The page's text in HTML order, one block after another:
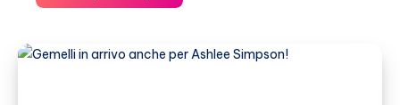
Stone
pubblicità